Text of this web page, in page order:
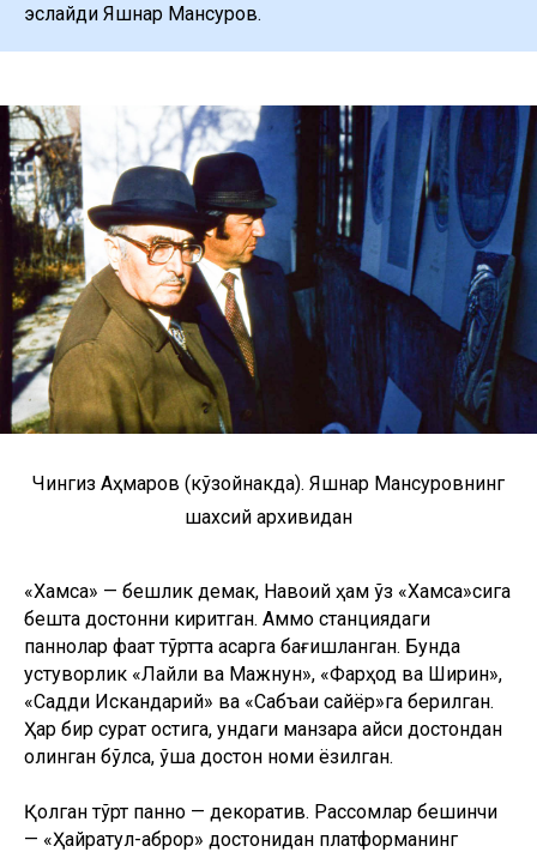
эслайди Яшнар Мансуров.
Чингиз Аҳмаров (кўзойнакда). Яшнар Мансуровнинг
шахсий архивидан
«Хамса» — бешлик демак, Навоий ҳам ўз «Хамса»сига
бешта достонни киритган. Аммо станциядаги
паннолар фақат тўртта асарга бағишланган. Бунда
устуворлик «Лайли ва Мажнун», «Фарҳод ва Ширин»,
«Садди Искандарий» ва «Сабъаи сайёр»га берилган.
Ҳар бир сурат остига, ундаги манзара қайси достондан
олинган бўлса, ўша достон номи ёзилган.
Қолган тўрт панно — декоратив. Рассомлар бешинчи
— «Ҳайратул-аброр» достонидан платформанинг